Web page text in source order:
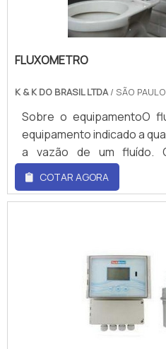
técnica de Cariolis. É
FLUXOMETRO
K & K DO BRASIL LTDA/ SÃO
Sobre o equipamentoO
equipamento indicado a
a vazão de um fluído.
fluxômetros que permite a
em concentrações e
denomina-se bloco de
vertical, por meio da
flutuador e um limitador
do tubo. O
material transparente,
vidro.Benefícios e vant.
COTAR AGORA